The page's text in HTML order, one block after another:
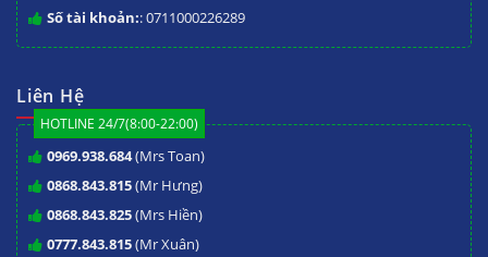
Số tài khoản:: 0711000226289
Liên Hệ
HOTLINE 24/7(8:00-22:00)
0969.938.684(Mrs Toan)
0868.843.815(Mr Hưng)
0868.843.825(Mrs Hiền)
0777.843.815(Mr Xuân)